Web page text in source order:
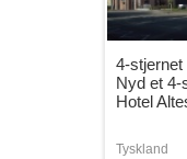
4-stjernet
Nyd et 4-
Hotel
Tyskland